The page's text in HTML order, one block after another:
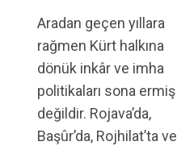
Aradan geçen yıllara
rağmen Kürt halkına
dönük inkâr ve imha
politikaları sona ermiş
değildir. Rojava’da,
Başûr’da, Rojhilat’ta ve